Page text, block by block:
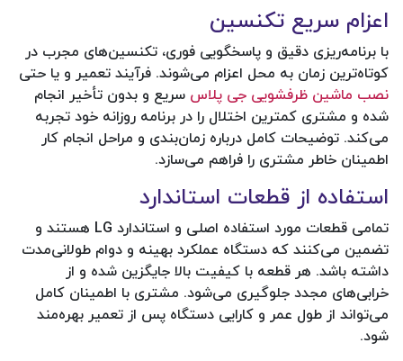
اعزام سریع تکنسین
با برنامه‌ریزی دقیق و پاسخگویی فوری، تکنسین‌های مجرب در
کوتاه‌ترین زمان به محل اعزام می‌شوند. فرآیند تعمیر و یا حتی
نصب ماشین ظرفشویی جی پلاس سریع و بدون تأخیر انجام
شده و مشتری کمترین اختلال را در برنامه روزانه خود تجربه
می‌کند. توضیحات کامل درباره زمان‌بندی و مراحل انجام کار
اطمینان خاطر مشتری را فراهم می‌سازد.
استفاده از قطعات استاندارد
تمامی قطعات مورد استفاده اصلی و استاندارد LG هستند و
تضمین می‌کنند که دستگاه عملکرد بهینه و دوام طولانی‌مدت
داشته باشد. هر قطعه با کیفیت بالا جایگزین شده و از
خرابی‌های مجدد جلوگیری می‌شود. مشتری با اطمینان کامل
می‌تواند از طول عمر و کارایی دستگاه پس از تعمیر بهره‌مند
شود.